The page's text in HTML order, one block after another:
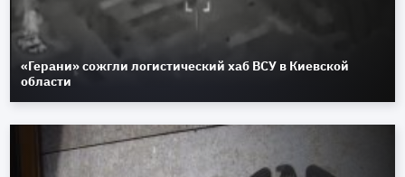
«Герани» сожгли логистический хаб ВСУ в Киевской
области